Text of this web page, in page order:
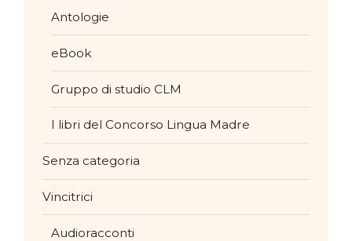
Antologie
eBook
Gruppo di studio CLM
I libri del Concorso Lingua Madre
Senza categoria
Vincitrici
Audioracconti